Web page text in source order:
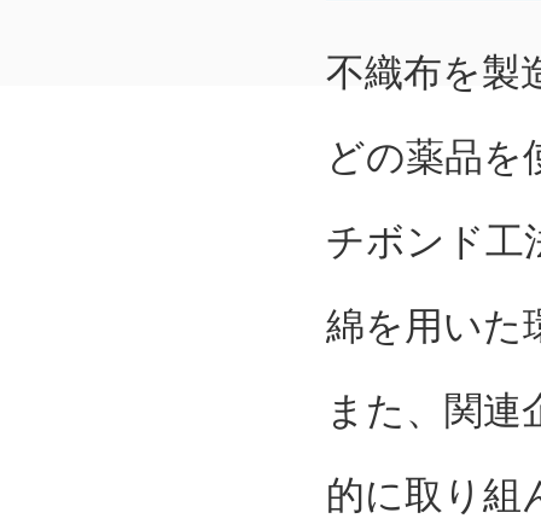
不織布を製
どの薬品を
チボンド工
綿を用いた
また、関連
的に取り組